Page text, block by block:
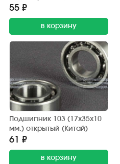
55 ₽
в корзину
Подшипник 103 (17х35х10
мм.) открытый (Китай)
61 ₽
в корзину